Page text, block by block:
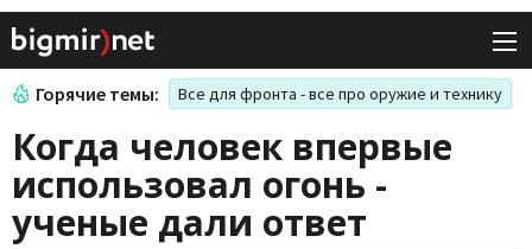
Горячие темы: Все для фронта - все про оружие и технику
Когда человек впервые
использовал огонь -
ученые дали ответ